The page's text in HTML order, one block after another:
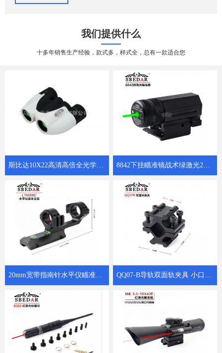
我们提供什么
十多年销售生产经验，款式多，样式全，总有一款适合您
斯比达10X22高清高倍全光学K4镜片微光夜视瓷白小保罗 8842下挂瞄准镜战术绿激光20mm卡槽绿激光瞄准器
20mm宽带指南针水平仪瞄准镜连体支架LTS5058C QQ07-B导轨双面轨夹具 小口径管夹管子转换器